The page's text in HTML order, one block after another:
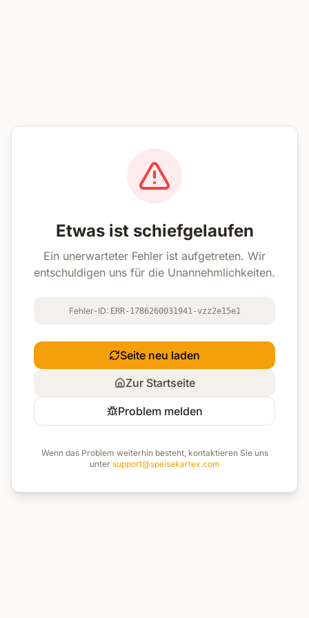
Etwas ist schiefgelaufen
Ein unerwarteter Fehler ist aufgetreten. Wir
entschuldigen uns für die Unannehmlichkeiten.
Fehler-ID: ERR-1786260031941-vzz2e15e1
Seite neu laden
Zur Startseite
Problem melden
Wenn das Problem weiterhin besteht, kontaktieren Sie uns
unter support@speisekartex.com